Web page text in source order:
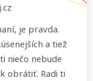
je pravda.
a tiež
niečo nebude
obrátiť. Radi ti